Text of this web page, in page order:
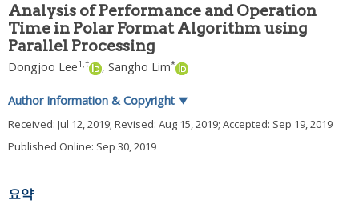
Analysis of Performance and Operation
Time in Polar Format Algorithm using
Parallel Processing
Dongjoo Lee1,† , Sangho Lim*
Author Information & Copyright ▼
Received: Jul 12, 2019; Revised: Aug 15, 2019; Accepted: Sep 19, 2019
Published Online: Sep 30, 2019
요약